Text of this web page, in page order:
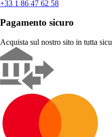
+33 1 86 47 62 58
Pagamento sicuro
Acquista sul nostro sito in tutta